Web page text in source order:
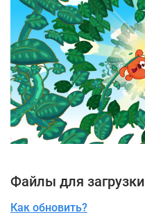
Файлы для загрузки
Как обновить?